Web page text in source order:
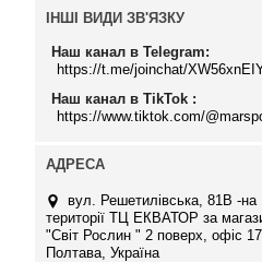
ІНШІ ВИДИ ЗВ'ЯЗКУ
Наш канал в Telegram
Наш канал в TikTok
https://www.tiktok.com/
вул. Решетилівська, 81В -на
території ТЦ ЕКВАТОР за
"Світ Рослин " 2 поверх, офіс 17,
Полтава, Україна